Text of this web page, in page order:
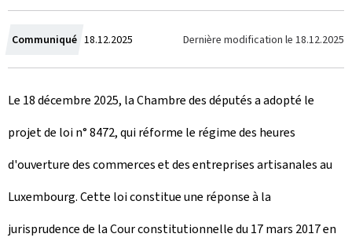
Communiqué C
r
é
e
l
e
18.12.2025 Dernière modification le 18.12.2025
Le 18 décembre 2025, la Chambre des députés a adopté le
projet de loi n° 8472, qui réforme le régime des heures
d'ouverture des commerces et des entreprises artisanales au
Luxembourg. Cette loi constitue une réponse à la
jurisprudence de la Cour constitutionnelle du 17 mars 2017 en